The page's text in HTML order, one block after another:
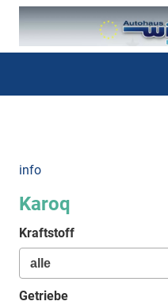
info
Karoq
Kraftstoff
Getriebe